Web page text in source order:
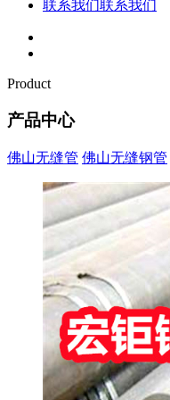
联系我们联系我们
Product
产品中心
佛山无缝管 佛山无缝钢管